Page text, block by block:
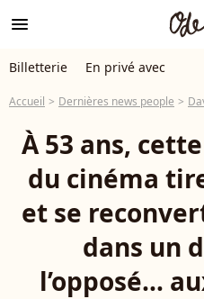
menu
Billetterie En privé avec
Accueil Dernières news people
À 53 ans,
du cinéma
et se
dans un
l’opposé…